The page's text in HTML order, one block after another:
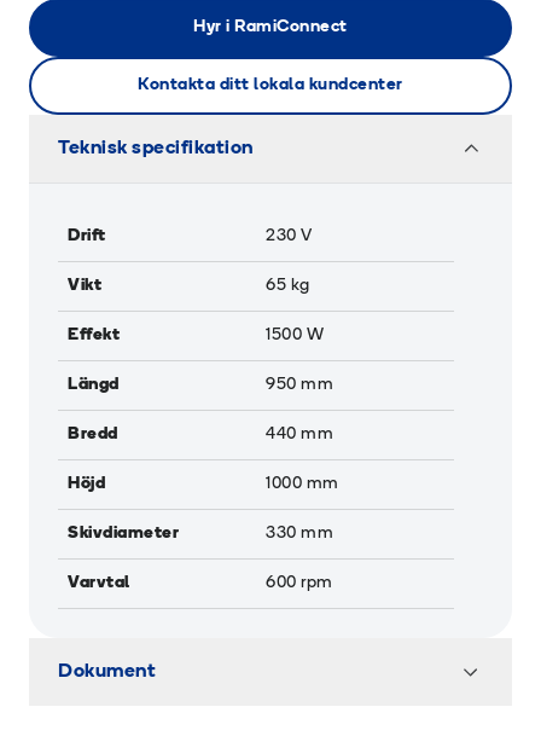
Hyr i RamiConnect
Kontakta ditt lokala kundcenter
Teknisk specifikation
Drift 230 V
Vikt 65 kg
Effekt 1500 W
Längd 950 mm
Bredd 440 mm
Höjd 1000 mm
Skivdiameter 330 mm
Varvtal 600 rpm
Dokument